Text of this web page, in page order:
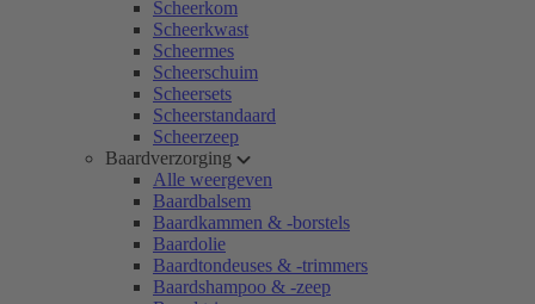
Scheerkom
Scheerkwast
Scheermes
Scheerschuim
Scheersets
Scheerstandaard
Scheerzeep
Baardverzorging
Alle weergeven
Baardbalsem
Baardkammen & -borstels
Baardolie
Baardtondeuses & -trimmers
Baardshampoo & -zeep